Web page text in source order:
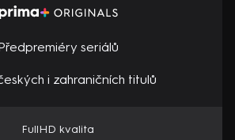
seriálů
i zahraničních titulů
FullHD kvalita